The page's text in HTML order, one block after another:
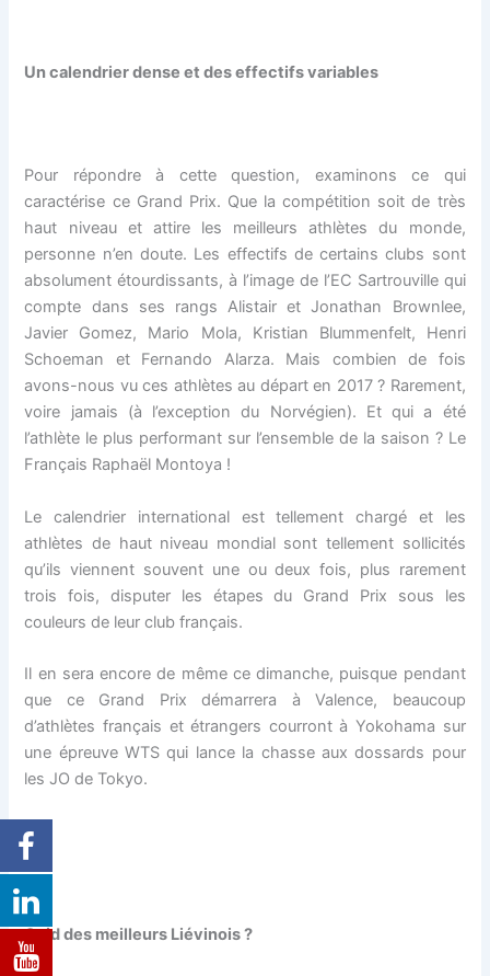
Un calendrier dense et des effectifs variables
Pour répondre à cette question, examinons ce qui
caractérise ce Grand Prix. Que la compétition soit de très
haut niveau et attire les meilleurs athlètes du monde,
personne n’en doute. Les effectifs de certains clubs sont
absolument étourdissants, à l’image de l’EC Sartrouville qui
compte dans ses rangs Alistair et Jonathan Brownlee,
Javier Gomez, Mario Mola, Kristian Blummenfelt, Henri
Schoeman et Fernando Alarza. Mais combien de fois
avons-nous vu ces athlètes au départ en 2017 ? Rarement,
voire jamais (à l’exception du Norvégien). Et qui a été
l’athlète le plus performant sur l’ensemble de la saison ? Le
Français Raphaël Montoya !
Le calendrier international est tellement chargé et les
athlètes de haut niveau mondial sont tellement sollicités
qu’ils viennent souvent une ou deux fois, plus rarement
trois fois, disputer les étapes du Grand Prix sous les
couleurs de leur club français.
Il en sera encore de même ce dimanche, puisque pendant
que ce Grand Prix démarrera à Valence, beaucoup
d’athlètes français et étrangers courront à Yokohama sur
une épreuve WTS qui lance la chasse aux dossards pour
les JO de Tokyo.
Quid des meilleurs Liévinois ?